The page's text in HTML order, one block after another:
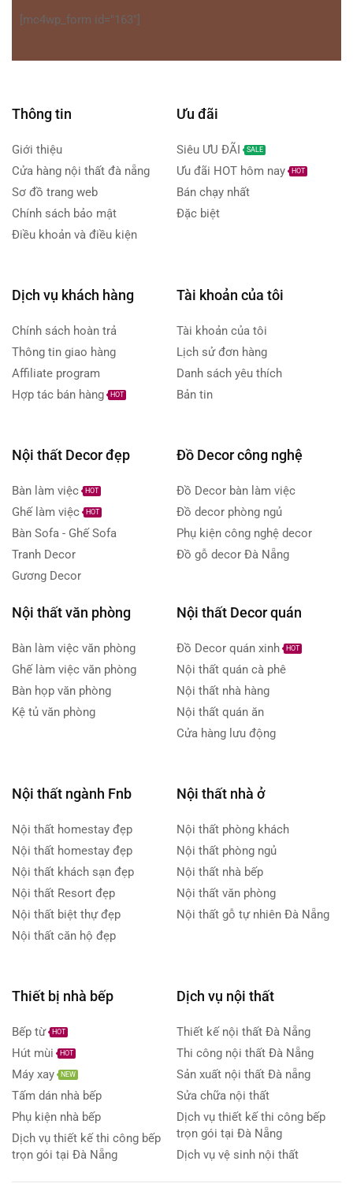
[mc4wp_form id="163"]
Thông tin
Giới thiệu
Cửa hàng nội thất đà nẵng
Sơ đồ trang web
Chính sách bảo mật
Điều khoản và điều kiện
Ưu đãi
Siêu ƯU ĐÃI SALE
Ưu đãi HOT hôm nay HOT
Bán chạy nhất
Đặc biệt
Dịch vụ khách hàng
Chính sách hoàn trả
Thông tin giao hàng
Affiliate program
Hợp tác bán hàng
HOT
Tài khoản của tôi
Tài khoản của tôi
Lịch sử đơn hàng
Danh sách yêu thích
Bản tin
Nội thất Decor đẹp
Bàn làm việc HOT
Ghế làm việc HOT
Bàn Sofa - Ghế Sofa
Tranh Decor
Gương Decor
Đồ Decor công nghệ
Đồ Decor bàn làm việc
Đồ decor phòng ngủ
Phụ kiện công nghệ decor
Đồ gỗ decor Đà Nẵng
Nội thất văn phòng
Bàn làm việc văn phòng
Ghế làm việc văn phòng
Bàn họp văn phòng
Kệ tủ văn phòng
Nội thất Decor quán
Đồ Decor quán xinh HOT
Nội thất quán cà phê
Nội thất nhà hàng
Nội thất quán ăn
Cửa hàng lưu động
Nội thất ngành Fnb
Nội thất homestay đẹp
Nội thất homestay đẹp
Nội thất khách sạn đẹp
Nội thất Resort đẹp
Nội thất biệt thự đẹp
Nội thất căn hộ đẹp
Nội thất nhà ở
Nội thất phòng khách
Nội thất phòng ngủ
Nội thất nhà bếp
Nội thất văn phòng
Nội thất gỗ tự nhiên Đà Nẵng
Thiết bị nhà bếp
Bếp từ HOT
Hút mùi HOT
Máy xay NEW
Tấm dán nhà bếp
Phụ kiện nhà bếp
Dịch vụ thiết kế thi công bếp
trọn gói tại Đà Nẵng
Dịch vụ nội thất
Thiết kế nội thất Đà Nẵng
Thi công nội thất Đà Nẵng
Sản xuất nội thất Đà nẵng
Sửa chữa nội thất
Dịch vụ thiết kế thi công bếp
trọn gói tại Đà Nẵng
Dịch vụ vệ sinh nội thất